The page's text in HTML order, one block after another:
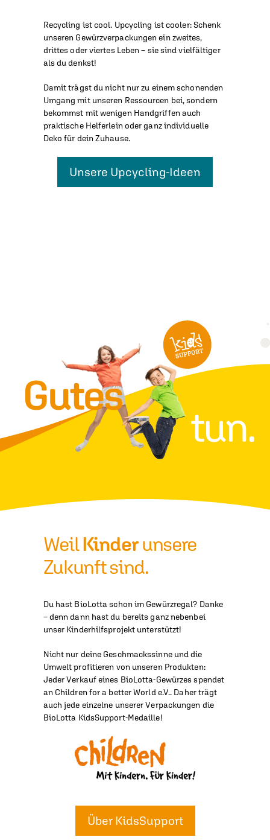
Recycling ist cool. Upcycling ist cooler: Schenk
unseren Gewürzverpackungen ein zweites,
drittes oder viertes Leben – sie sind vielfältiger
als du denkst!
Damit trägst du nicht nur zu einem schonenden
Umgang mit unseren Ressourcen bei, sondern
bekommst mit wenigen Handgriffen auch
praktische Helferlein oder ganz individuelle
Deko für dein Zuhause.
Unsere Upcycling-Ideen
WeilKinderunsere
Zukunft sind.
Du hast BioLotta schon im Gewürzregal? Danke
– denn dann hast du bereits ganz nebenbei
unser Kinderhilfsprojekt unterstützt!
Nicht nur deine Geschmackssinne und die
Umwelt profitieren von unseren Produkten:
Jeder Verkauf eines BioLotta-Gewürzes spendet
an Children for a better World e.V.. Daher trägt
auch jede einzelne unserer Verpackungen die
BioLotta KidsSupport-Medaille!
Über KidsSupport